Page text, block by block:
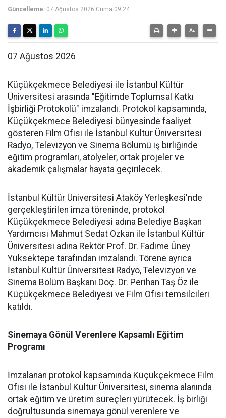
Güncelleme: 07 Ağustos 2026 Cuma 09:24
07 Ağustos 2026
Küçükçekmece Belediyesi ile İstanbul Kültür
Üniversitesi arasında "Eğitimde Toplumsal Katkı
İşbirliği Protokolü" imzalandı. Protokol kapsamında,
Küçükçekmece Belediyesi bünyesinde faaliyet
gösteren Film Ofisi ile İstanbul Kültür Üniversitesi
Radyo, Televizyon ve Sinema Bölümü iş birliğinde
eğitim programları, atölyeler, ortak projeler ve
akademik çalışmalar hayata geçirilecek.
İstanbul Kültür Üniversitesi Ataköy Yerleşkesi'nde
gerçekleştirilen imza töreninde, protokol
Küçükçekmece Belediyesi adına Belediye Başkan
Yardımcısı Mahmut Sedat Özkan ile İstanbul Kültür
Üniversitesi adına Rektör Prof. Dr. Fadime Üney
Yüksektepe tarafından imzalandı. Törene ayrıca
İstanbul Kültür Üniversitesi Radyo, Televizyon ve
Sinema Bölüm Başkanı Doç. Dr. Perihan Taş Öz ile
Küçükçekmece Belediyesi ve Film Ofisi temsilcileri
katıldı.
Sinemaya Gönül Verenlere Kapsamlı Eğitim
Programı
İmzalanan protokol kapsamında Küçükçekmece Film
Ofisi ile İstanbul Kültür Üniversitesi, sinema alanında
ortak eğitim ve üretim süreçleri yürütecek. İş birliği
doğrultusunda sinemaya gönül verenlere ve